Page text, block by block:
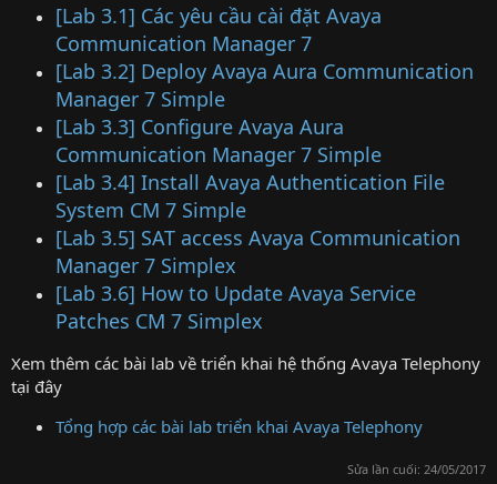
[Lab 3.1] Các yêu cầu cài đặt Avaya
Communication Manager 7
[Lab 3.2] Deploy Avaya Aura Communication
Manager 7 Simple
[Lab 3.3] Configure Avaya Aura
Communication Manager 7 Simple
[Lab 3.4] Install Avaya Authentication File
System CM 7 Simple
[Lab 3.5] SAT access Avaya Communication
Manager 7 Simplex
[Lab 3.6] How to Update Avaya Service
Patches CM 7 Simplex
Xem thêm các bài lab về triển khai hệ thống Avaya Telephony
tại đây
Tổng hợp các bài lab triển khai Avaya Telephony
Sửa lần cuối: 24/05/2017